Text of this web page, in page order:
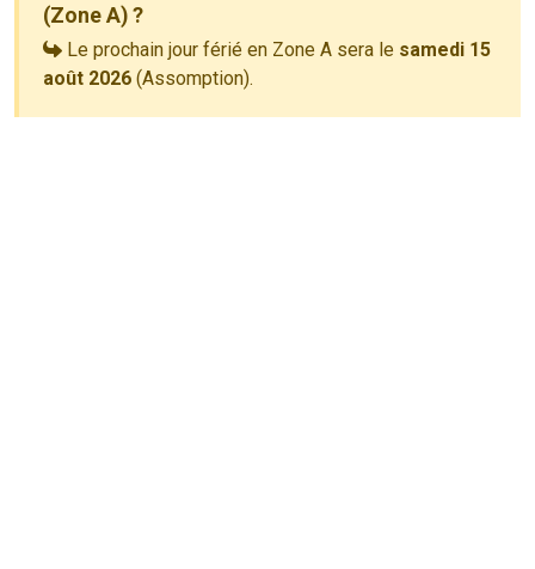
(Zone A) ?
Le prochain jour férié en Zone A sera le samedi 15
août 2026 (Assomption).